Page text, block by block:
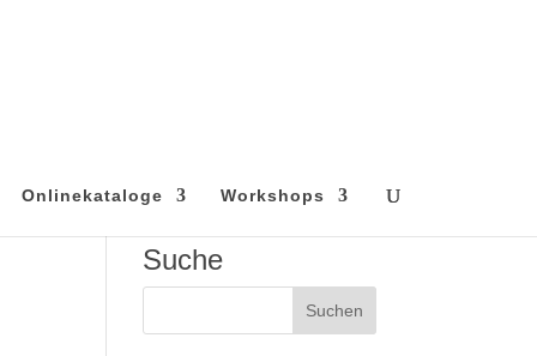
Onlinekataloge Workshops
Suche